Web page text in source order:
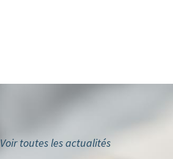
Voir toutes les actualités